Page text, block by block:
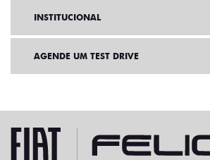
INSTITUCIONAL
AGENDE UM TEST DRIVE